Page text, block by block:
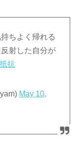
ちよく帰れる
射した自分が
抗
May 10,